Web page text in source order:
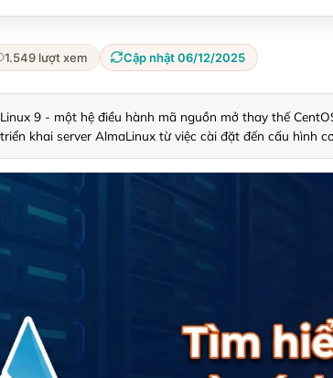
1.549 lượt xem Cập nhật 06/12/2025
9 - một hệ điều hành mã nguồn mở thay thế
khai server AlmaLinux từ việc cài đặt đến cấu hình